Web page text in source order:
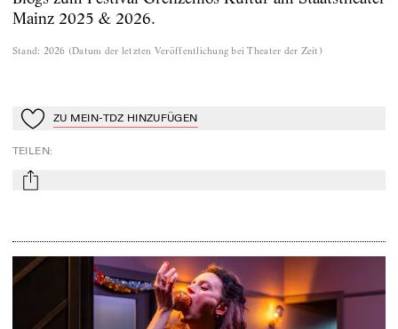
Mainz 2025 & 2026.
Stand: 2026 (Datum der letzten Veröffentlichung bei Theater der Zeit )
Zu Mein-TdZ hinzufügen
ZU MEIN-TDZ HINZUFÜGEN
TEILEN:
mail